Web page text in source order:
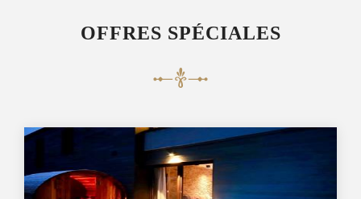
OFFRES SPÉCIALES